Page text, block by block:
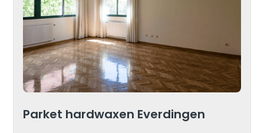
Parket hardwaxen Everdingen